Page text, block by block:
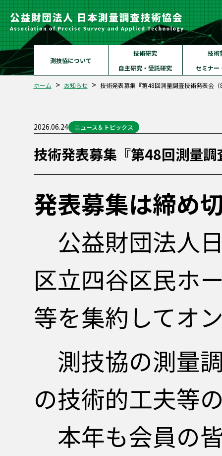
測技協について
技術研究
自主研究・受託研究
技術
セミナー
ホーム お知らせ 技術発表募集『第48回測量調査技術発表会
2026.06.24 ニュース＆トピックス
技術発表募集『第48回測量
発表募集は締め
公益財団法人
区立四谷区民ホ
等を集約してオ
測技協の測量
の技術的工夫等
本年も会員の